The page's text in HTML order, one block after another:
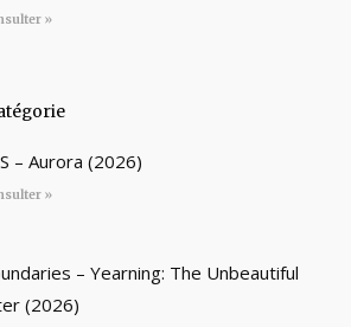
»
– Aurora (2026)
»
– Yearning: The Unbeautiful
(2026)